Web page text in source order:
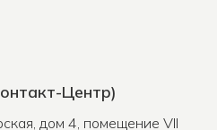
Центр)
дом 4, помещение VII